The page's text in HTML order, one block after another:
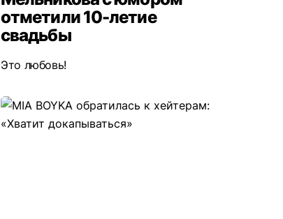
отметили 10-летие
свадьбы
Это любовь!